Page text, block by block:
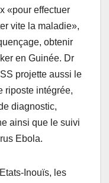
«pour effectuer
vite la maladie»,
obtenir
en Guinée. Dr
projette aussi le
riposte intégrée,
diagnostic,
ainsi que le suivi
Ebola.
Inouïs, les